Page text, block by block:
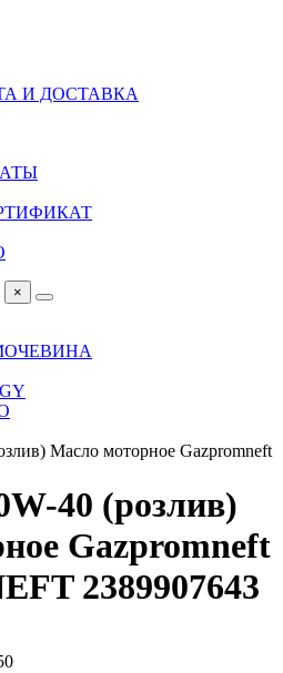
И ДОСТАВКА
×
Масло моторное Gazpromneft
40 (розлив)
Gazpromneft
2389907643